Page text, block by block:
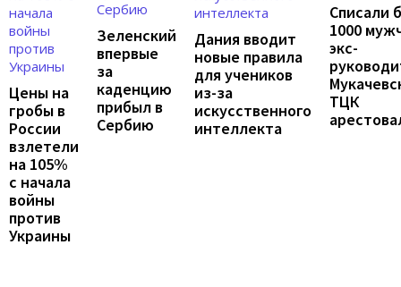
Цены на
гробы в
России
взлетели
на 105%
с начала
войны
против
Украины
Зеленский
впервые
за
каденцию
прибыл в
Сербию
Дания вводит
новые правила
для учеников
из-за
искусственного
интеллекта
Списали
1000
экс-
ТЦК